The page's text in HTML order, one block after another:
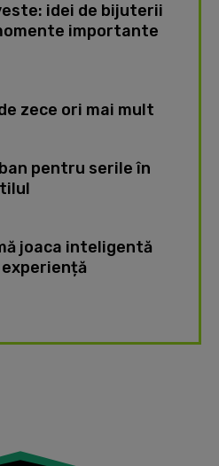
idei de bijuterii
importante
zece ori mai mult
pentru serile în
joaca inteligentă